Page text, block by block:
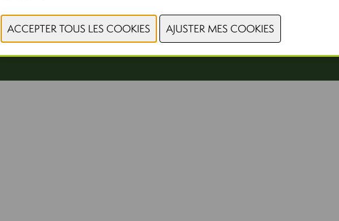
© 2026, Xpo Group
Politique de confidentialité-Cookiestatement